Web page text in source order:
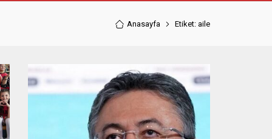
Anasayfa Etiket: aile